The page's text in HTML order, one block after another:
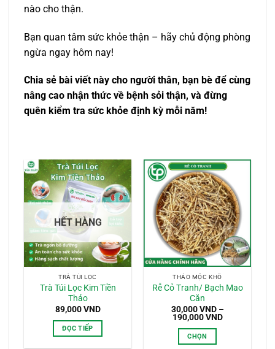
nào cho thận.
Bạn quan tâm sức khỏe thận – hãy chủ động phòng
ngừa ngay hôm nay!
Chia sẻ bài viết này cho người thân, bạn bè để cùng
nâng cao nhận thức về bệnh sỏi thận, và đừng
quên kiểm tra sức khỏe định kỳ mỗi năm!
HẾT HÀNG
TRÀ TÚI LỌC
Trà Túi Lọc Kim Tiền
Thảo
89,000VND
ĐỌC TIẾP
THẢO MỘC KHÔ
Rễ Cỏ Tranh/ Bạch Mao
Căn
30,000VND –
190,000VNDKhoảng
CHỌN